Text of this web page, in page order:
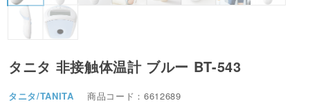
タニタ 非接触体温計 ブルー BT-543
タニタ/TANITA 商品コード：6612689